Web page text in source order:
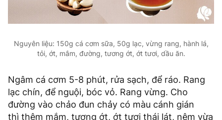
Nguyên liệu: 150g cá cơm sữa, 50g lạc, vừng rang, hành lá,
tỏi, ớt, mắm, đường, tương ớt, ớt tươi, dầu ăn.
Ngâm cá cơm 5-8 phút, rửa sạch, để ráo. Rang
lạc chín, để nguội, bóc vỏ. Rang vừng. Cho
đường vào chảo đun chảy có màu cánh gián
thì thêm mắm, tương ớt, ớt tươi thái lát, nêm vừa